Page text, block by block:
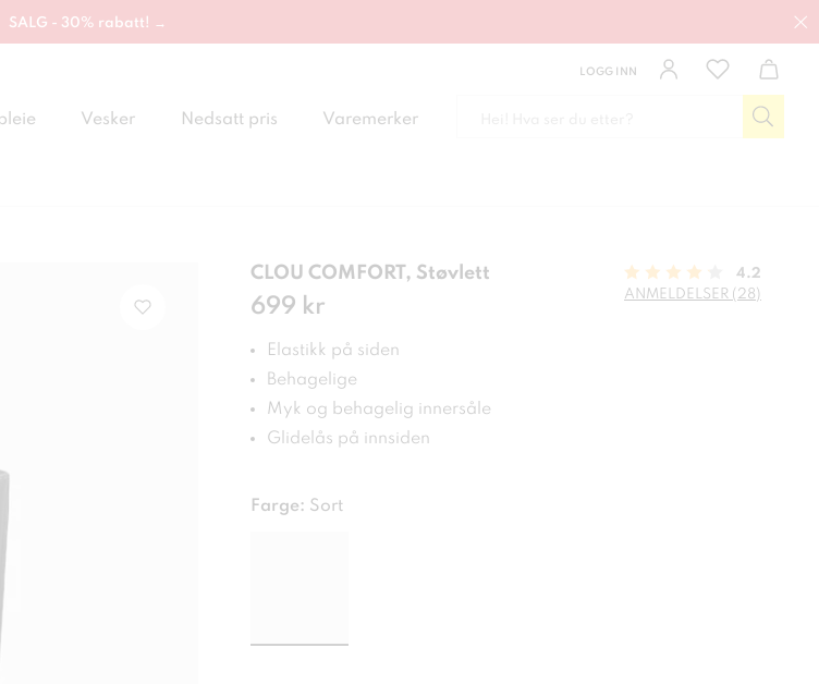
SALG - 30% rabatt! →
LOGG INN
Vesker Nedsatt pris Varemerker
CLOU COMFORT, Støvlett
Pris: 699 kr
699 kr
4.2
ANMELDELSER (28)
Elastikk på siden
Behagelige
Myk og behagelig innersåle
Glidelås på innsiden
Farge: Sort